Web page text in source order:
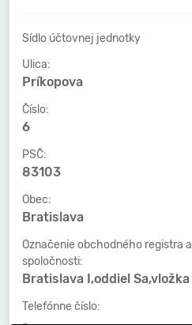
Sídlo účtovnej jednotky
Ulica:
Príkopova
Číslo:
6
PSČ:
83103
Obec:
Bratislava
Označenie obchodného registra
spoločnosti:
Bratislava I,oddiel
Telefónne číslo: